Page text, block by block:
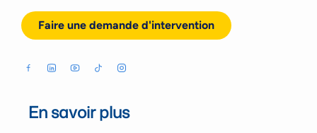
Faire une demande d'intervention
En savoir plus